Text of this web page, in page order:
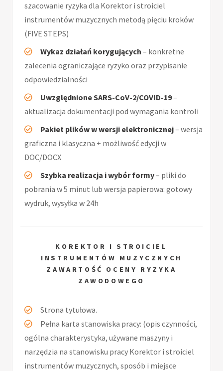
szacowanie ryzyka dla Korektor i stroiciel
instrumentów muzycznych metodą pięciu kroków
(FIVE STEPS)
Wykaz działań korygujących – konkretne
zalecenia ograniczające ryzyko oraz przypisanie
odpowiedzialności
Uwzględnione SARS-CoV-2/COVID-19–
aktualizacja dokumentacji pod wymagania kontroli
Pakiet plików w wersji elektronicznej– wersja
graficzna i klasyczna + możliwość edycji w
DOC/DOCX
Szybka realizacja i wybór formy– pliki do
pobrania w 5 minut lub wersja papierowa: gotowy
wydruk, wysyłka w 24h
KOREKTOR I STROICIEL
INSTRUMENTÓW MUZYCZNYCH
ZAWARTOŚĆ OCENY RYZYKA
ZAWODOWEGO
Strona tytułowa.
Pełna karta stanowiska pracy: (opis czynności,
ogólna charakterystyka, używane maszyny i
narzędzia na stanowisku pracy Korektor i stroiciel
instrumentów muzycznych, sposób i miejsce